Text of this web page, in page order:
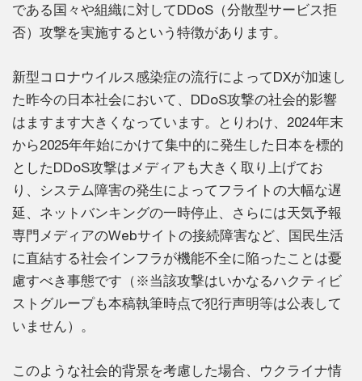
である国々や組織に対してDDoS（分散型サービス拒
否）攻撃を実施するという特徴があります。
新型コロナウイルス感染症の流行によってDXが加速し
た昨今の日本社会において、DDoS攻撃の社会的影響
はますます大きくなっています。とりわけ、2024年末
から2025年年始にかけて集中的に発生した日本を標的
としたDDoS攻撃はメディアも大きく取り上げてお
り、システム障害の発生によってフライトの大幅な遅
延、ネットバンキングの一時停止、さらには天気予報
専門メディアのWebサイトの接続障害など、国民生活
に直結する社会インフラが機能不全に陥ったことは憂
慮すべき事態です（※当該攻撃はいかなるハクティビ
ストグループも本稿執筆時点で犯行声明等は公表して
いません）。
このような社会的背景を考慮した場合、ウクライナ情